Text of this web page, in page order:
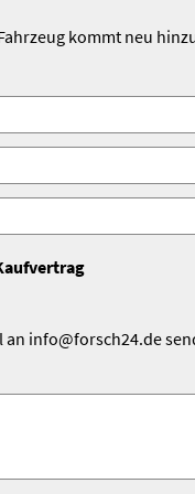
kommt neu
info@forsch24.de